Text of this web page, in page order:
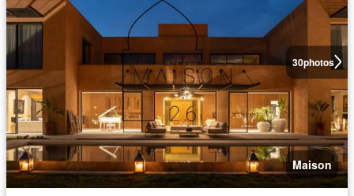
30photos
Maison